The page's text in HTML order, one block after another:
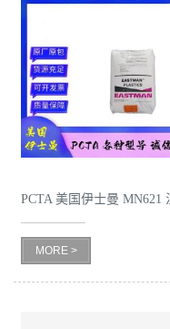
公
司
PCTA 美国伊士曼 MN621
级 高抗冲 高强度 婴儿奶瓶
MORE >